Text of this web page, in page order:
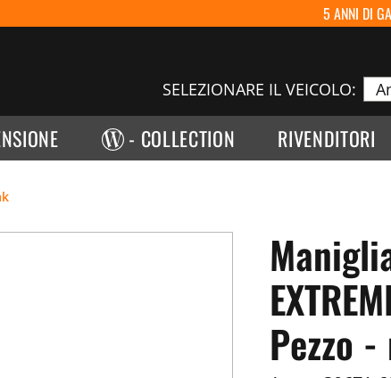
5 ANNI DI
SELEZIONARE IL VEICOLO:
- COLLECTION RIVENDITORI
Pezzo